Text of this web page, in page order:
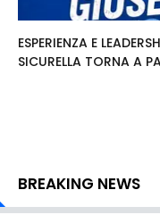
ESPERIENZA E
SICURELLA TORNA A
BREAKING NEWS